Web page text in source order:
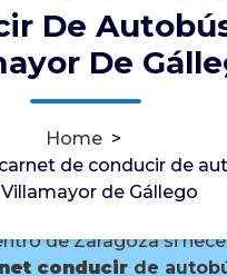
De
De
Home >
de conducir de
de Gállego
renovar el
de
de Gállego?
de Zaragoza si
conducir de